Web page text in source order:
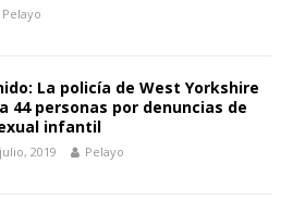
Pelayo
La policía de West Yorkshire
44 personas por denuncias de
infantil
2019 Pelayo